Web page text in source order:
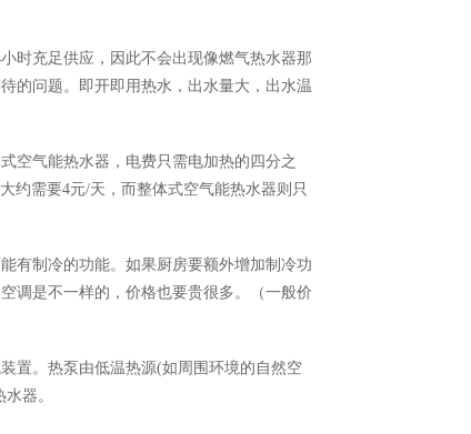
小时充足供应，因此不会出现像燃气热水器那
的问题。即开即用热水，出水量大，出水温
空气能热水器，电费只需电加热的四分之
约需要4元/天，而整体式空气能热水器则只
有制冷的功能。如果厨房要额外增加制冷功
调是不一样的，价格也要贵很多。（一般价
置。热泵由低温热源(如周围环境的自然空
器。